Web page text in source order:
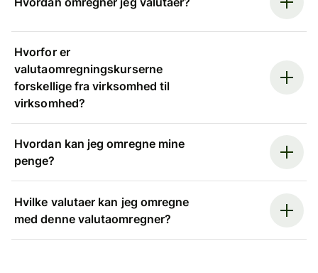
Hvorfor er
valutaomregningskurserne
forskellige fra virksomhed til
virksomhed?
Hvordan kan jeg omregne mine
penge?
Hvilke valutaer kan jeg omregne
med denne valutaomregner?